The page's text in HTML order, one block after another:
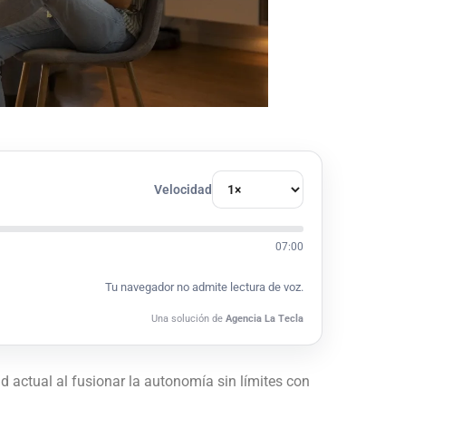
Velocidad
07:00
Tu navegador no admite lectura de voz.
Una solución de Agencia La Tecla
actual al fusionar la autonomía sin límites con